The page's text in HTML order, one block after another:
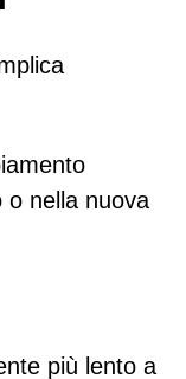
o nella nuova
più lento a